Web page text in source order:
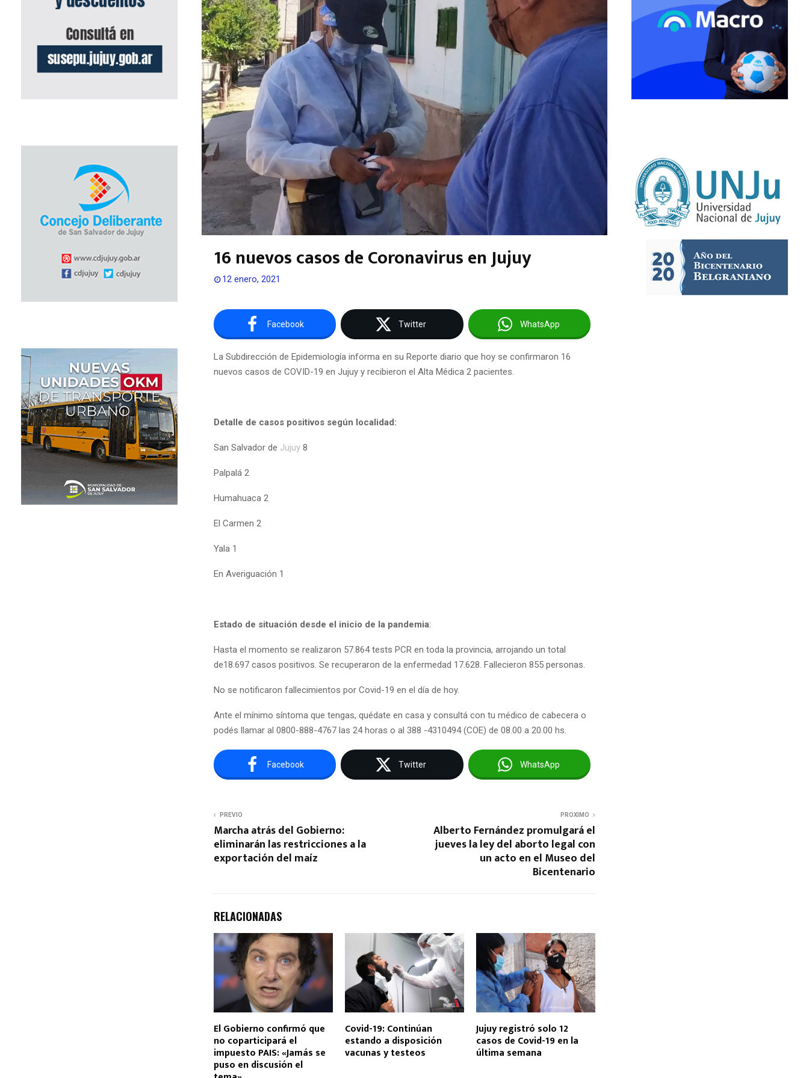
16 nuevos casos de Coronavirus en Jujuy
12 enero, 2021
Facebook Twitter WhatsApp
La Subdirección de Epidemiología informa en su Reporte diario que hoy se confirmaron 16
nuevos casos de COVID-19 en Jujuy y recibieron el Alta Médica 2 pacientes.
Detalle de casos positivos según localidad:
San Salvador de Jujuy 8
Palpalá 2
Humahuaca 2
El Carmen 2
Yala 1
En Averiguación 1
Estado de situación desde el inicio de la pandemia:
Hasta el momento se realizaron 57.864 tests PCR en toda la provincia, arrojando un total
de18.697 casos positivos. Se recuperaron de la enfermedad 17.628. Fallecieron 855 personas.
No se notificaron fallecimientos por Covid-19 en el día de hoy.
Ante el mínimo síntoma que tengas, quédate en casa y consultá con tu médico de cabecera o
podés llamar al 0800-888-4767 las 24 horas o al 388 -4310494 (COE) de 08.00 a 20.00 hs.
Facebook Twitter WhatsApp
PREVIO
Marcha atrás del Gobierno:
eliminarán las restricciones a la
exportación del maíz
PROXIMO
Alberto Fernández promulgará el
jueves la ley del aborto legal con
un acto en el Museo del
Bicentenario
RELACIONADAS
El Gobierno confirmó que
no coparticipará el
impuesto PAIS: «Jamás se
puso en discusión el
Covid-19: Continúan
estando a disposición
vacunas y testeos
Jujuy registró solo 12
casos de Covid-19 en la
última semana